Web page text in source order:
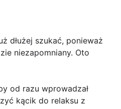
dłużej szukać, ponieważ
niezapomniany. Oto
od razu wprowadzał
kącik do relaksu z